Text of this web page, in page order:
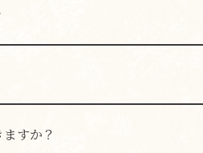
曜日は11:30〜23:30（L.O.23:00
更となる場合がございますの
すか？